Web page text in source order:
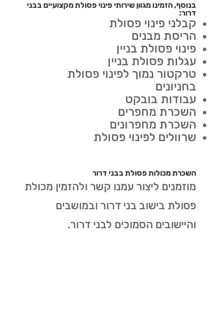
בנוסף, הזמינו מגוון שירותי פינוי פסולת מקצועיים בבני
דרור:
קבלני פינוי פסולת
הריסת מבנים
פינוי פסולת בניין
עגלות פסולת בניין
טרקטור נמוך לפינוי פסולת
בחניונים
עבודות בובקט
השכרת מחפרים
השכרת מחפרונים
שרוולים לפינוי פסולת
השכרת מכולות פסולת בבני דרור
מוזמנים ליצור עמנו קשר ולהזמין מכולת
פסולת בישוב בני דרור ובמושבים
והיישובים הסמוכים לבני דרור.